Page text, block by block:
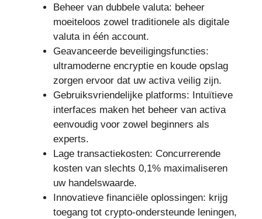
Beheer van dubbele valuta: beheer
moeiteloos zowel traditionele als digitale
valuta in één account.
Geavanceerde beveiligingsfuncties:
ultramoderne encryptie en koude opslag
zorgen ervoor dat uw activa veilig zijn.
Gebruiksvriendelijke platforms: Intuïtieve
interfaces maken het beheer van activa
eenvoudig voor zowel beginners als
experts.
Lage transactiekosten: Concurrerende
kosten van slechts 0,1% maximaliseren
uw handelswaarde.
Innovatieve financiële oplossingen: krijg
toegang tot crypto-ondersteunde leningen,